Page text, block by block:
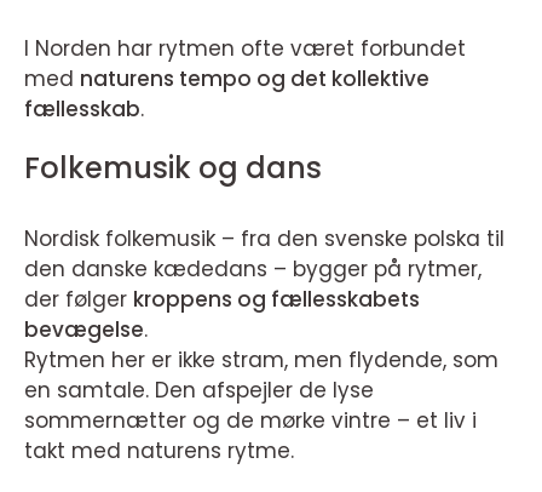
I Norden har rytmen ofte været forbundet
med naturens tempo og det kollektive
fællesskab.
Folkemusik og dans
Nordisk folkemusik – fra den svenske polska til
den danske kædedans – bygger på rytmer,
der følger kroppens og fællesskabets
bevægelse.
Rytmen her er ikke stram, men flydende, som
en samtale. Den afspejler de lyse
sommernætter og de mørke vintre – et liv i
takt med naturens rytme.